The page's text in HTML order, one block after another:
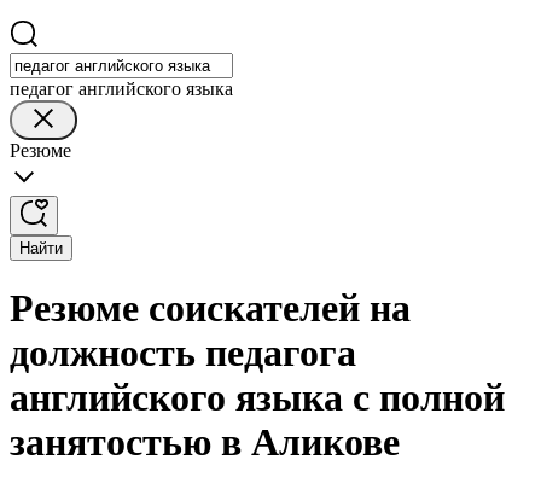
педагог английского языка
Резюме
Найти
Резюме соискателей на
должность педагога
английского языка с полной
занятостью в Аликове